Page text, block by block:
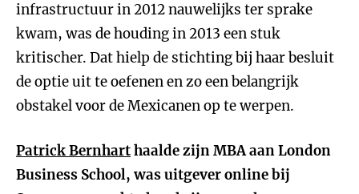
infrastructuur in 2012 nauwelijks ter sprake
kwam, was de houding in 2013 een stuk
kritischer. Dat hielp de stichting bij haar besluit
de optie uit te oefenen en zo een belangrijk
obstakel voor de Mexicanen op te werpen.
Patrick Bernharthaalde zijn MBA aan London
Business School, was uitgever online bij